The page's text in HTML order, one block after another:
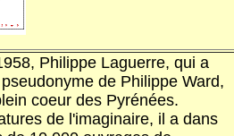
Philippe Laguerre, qui a
de Philippe Ward,
coeur des Pyrénées.
de l'imaginaire, il a dans